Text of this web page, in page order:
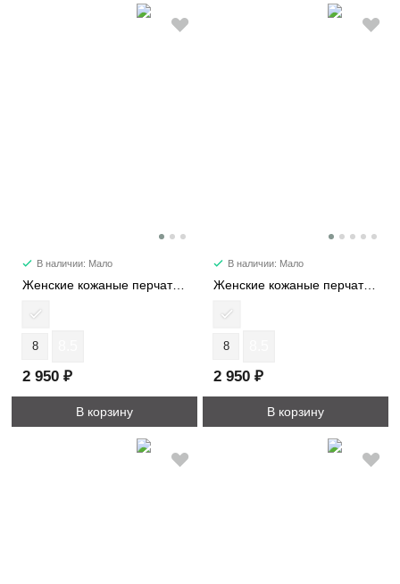
В наличии: Мало
Женские кожаные перчатки 502-13-5S
8
2 950 ₽
В корзину
В наличии: Мало
Женские кожаные перчатки 1191-5
8
2 950 ₽
В корзину